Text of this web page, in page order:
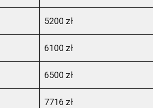
5200 zł
6100 zł
6500 zł
7716 zł